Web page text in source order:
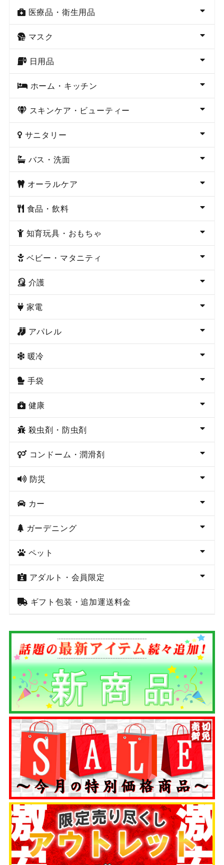
医療品・衛生用品
マスク
日用品
ホーム・キッチン
スキンケア・ビューティー
サニタリー
バス・洗面
オーラルケア
食品・飲料
知育玩具・おもちゃ
ベビー・マタニティ
介護
家電
アパレル
暖冷
手袋
健康
殺虫剤・防虫剤
コンドーム・潤滑剤
防災
カー
ガーデニング
ペット
アダルト・会員限定
ギフト包装・追加運送料金